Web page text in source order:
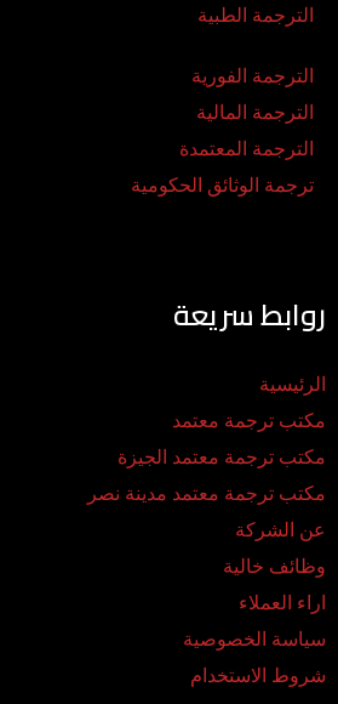
الترجمة الطبية
الترجمة الفورية
الترجمة المالية
الترجمة المعتمدة
ترجمة الوثائق الحكومية
روابط سريعة
الرئيسية
مكتب ترجمة معتمد
مكتب ترجمة معتمد الجيزة
مكتب ترجمة معتمد مدينة نصر
عن الشركة
وظائف خالية
اراء العملاء
سياسة الخصوصية
شروط الاستخدام